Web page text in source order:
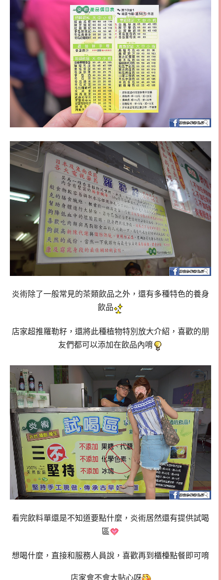
炎術除了一般常見的茶類飲品之外，還有多種特色的養身
飲品
店家超推羅勒籽，還將此種植物特別放大介紹，喜歡的朋
友們都可以添加在飲品內唷
看完飲料單還是不知道要點什麼，炎術居然還有提供試喝
區
想喝什麼，直接和服務人員說，喜歡再到櫃檯點餐即可唷
店家會不會太貼心呀